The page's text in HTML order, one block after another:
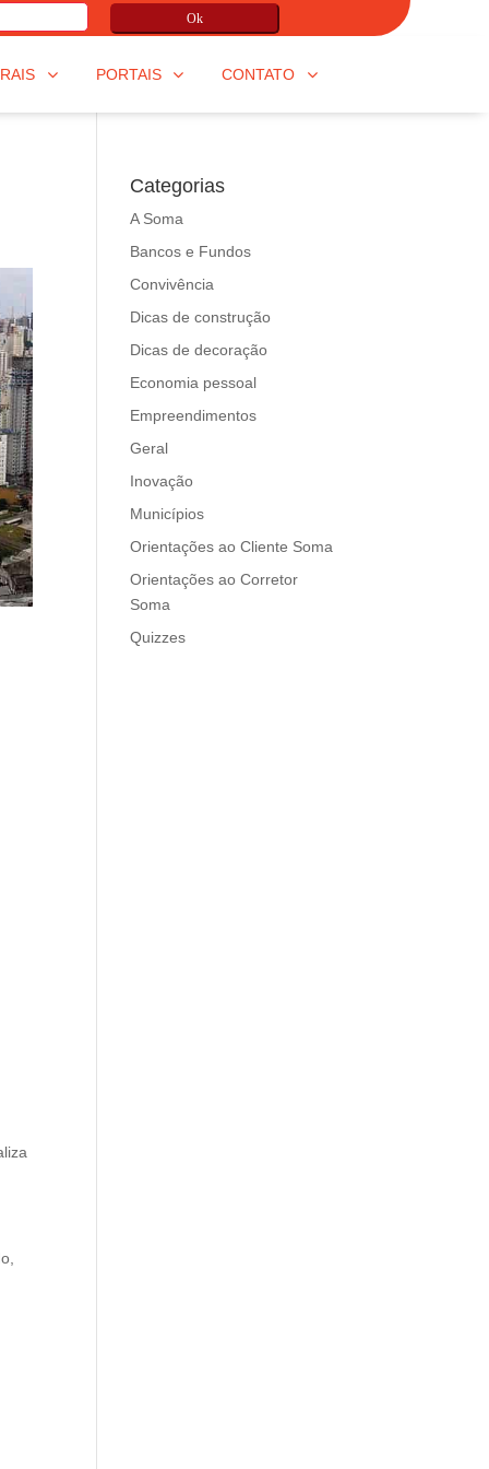
Ok
PORTAIS CONTATO
Categorias
A Soma
Bancos e Fundos
Convivência
Dicas de construção
Dicas de decoração
Economia pessoal
Empreendimentos
Geral
Inovação
Municípios
Orientações ao Cliente Soma
Orientações ao Corretor
Soma
Quizzes